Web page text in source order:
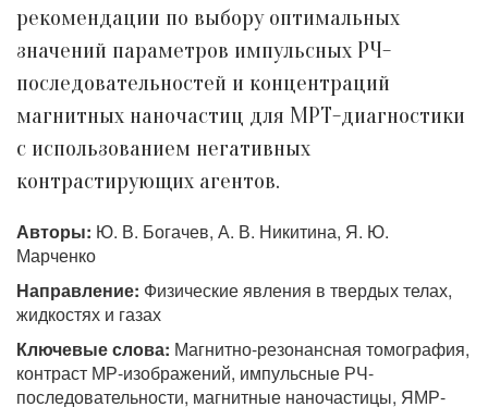
рекомендации по выбору оптимальных
значений параметров импульсных РЧ-
последовательностей и концентраций
магнитных наночастиц для МРТ-диагностики
с использованием негативных
контрастирующих агентов.
Авторы: Ю. В. Богачев, А. В. Никитина, Я. Ю.
Марченко
Направление: Физические явления в твердых телах,
жидкостях и газах
Ключевые слова: Магнитно-резонансная томография,
контраст МР-изображений, импульсные РЧ-
последовательности, магнитные наночастицы, ЯМР-